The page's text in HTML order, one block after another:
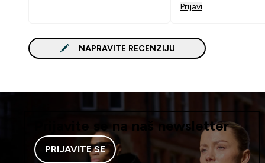
Prijavi
NAPRAVITE RECENZIJU
Prijavite se na naš newsletter
PRIJAVITE SE